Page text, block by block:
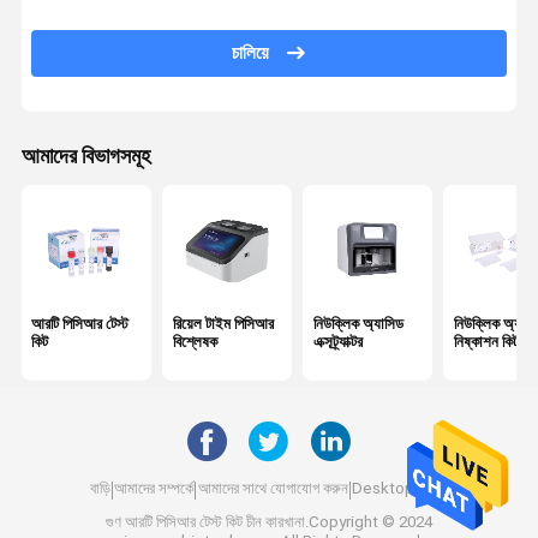
চালিয়ে
আমাদের বিভাগসমূহ
আরটি পিসিআর টেস্ট
কিট
রিয়েল টাইম পিসিআর
বিশ্লেষক
নিউক্লিক অ্যাসিড
এক্সট্র্যাক্টর
নিউক্লিক
নিষ্কাশন কিট
বাড়ি আমাদের সম্পর্কে আমাদের সাথে যোগাযোগ করুন Desktop Site
গুণ আরটি পিসিআর টেস্ট কিট চীন কারখানা.Copyright © 2024